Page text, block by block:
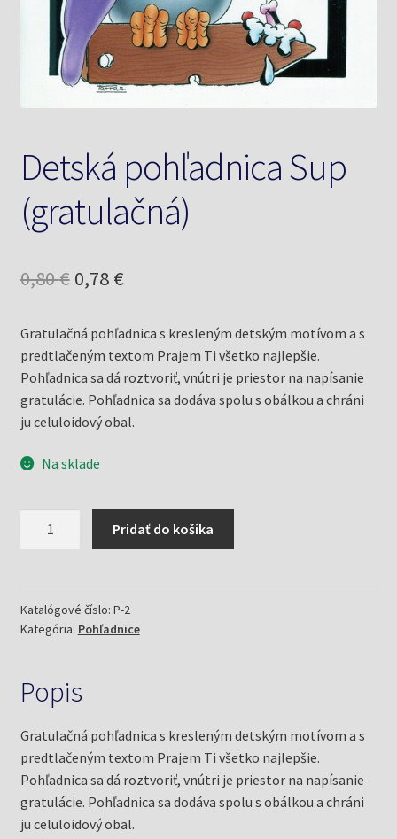
Detská pohľadnica Sup
(gratulačná)
0,80€ Pôvodná
bola:
0,80 €.
0,78 €Aktuálna
je:
0,78 €.
Gratulačná pohľadnica s kresleným detským motívom a s
predtlačeným textom Prajem Ti všetko najlepšie.
Pohľadnica sa dá roztvoriť, vnútri je priestor na napísanie
gratulácie. Pohľadnica sa dodáva spolu s obálkou a chráni
ju celuloidový obal.
Na sklade
(gratulačná)
Pridať do košíka
Katalógové číslo: P-2
Kategória: Pohľadnice
Popis
Gratulačná pohľadnica s kresleným detským motívom a s
predtlačeným textom Prajem Ti všetko najlepšie.
Pohľadnica sa dá roztvoriť, vnútri je priestor na napísanie
gratulácie. Pohľadnica sa dodáva spolu s obálkou a chráni
ju celuloidový obal.